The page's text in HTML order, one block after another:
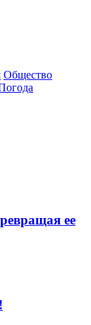
Общество
ее